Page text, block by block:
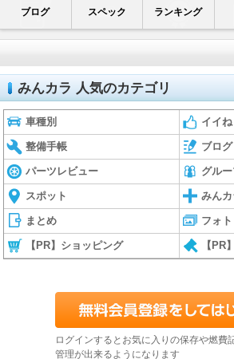
ブログ スペック ランキング
みんカラ 人気のカテゴリ
車種別 イイね
整備手帳 ブログ
パーツレビュー グル
スポット みんカ
まとめ フォト
【PR】ショッピング 【PR
ログインするとお気に入りの保存や燃費
管理が出来るようになります